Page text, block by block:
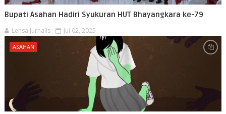
Bupati Asahan Hadiri Syukuran HUT Bhayangkara ke-79
Lensa Jurnalis Jul 02, 2025
ASAHAN